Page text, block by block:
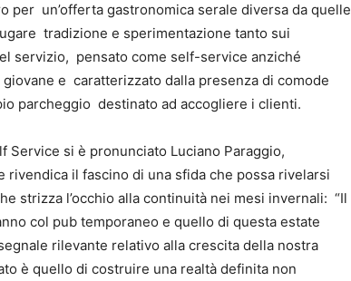
per un’offerta gastronomica serale diversa da quelle
tradizione e sperimentazione tanto sui
servizio, pensato come self-service anziché
e caratterizzato dalla presenza di comode
parcheggio destinato ad accogliere i clienti.
Service si è pronunciato Luciano Paraggio,
rivendica il fascino di una sfida che possa rivelarsi
strizza l’occhio alla continuità nei mesi invernali: “Il
col pub temporaneo e quello di questa estate
rilevante relativo alla crescita della nostra
è quello di costruire una realtà definita non